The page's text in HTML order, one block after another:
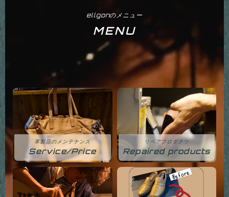
ellgonのメニュー
MENU
革製品のメンテナンス
Service/Price
リペアプロダクツ
Repaired products